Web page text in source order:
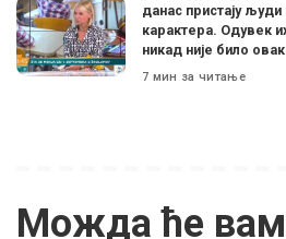
данас пристају
карактера. Одувек
никад није било
7 мин за читање
Можда ће